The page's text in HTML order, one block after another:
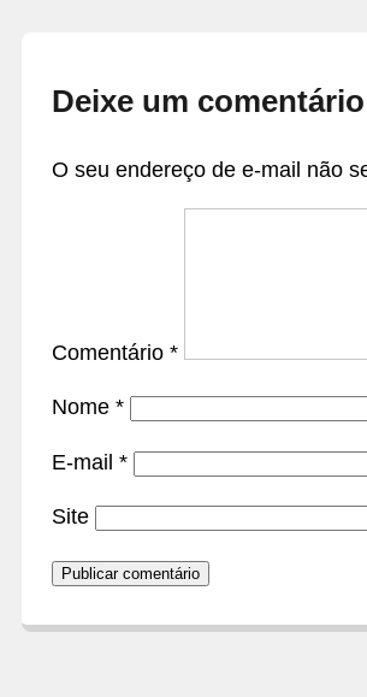
Deixe um comentário
O seu endereço de e-mail não
Comentário *
Nome *
E-mail *
Site